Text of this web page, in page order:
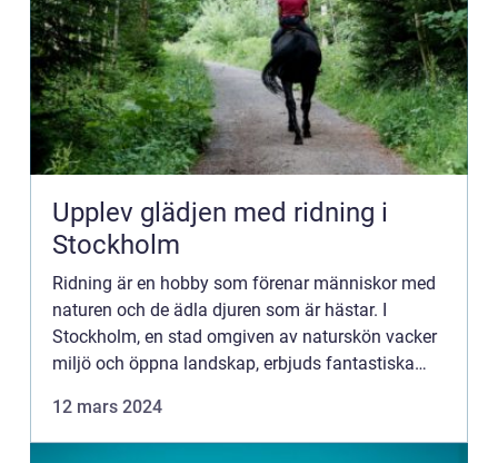
Upplev glädjen med ridning i
Stockholm
Ridning är en hobby som förenar människor med
naturen och de ädla djuren som är hästar. I
Stockholm, en stad omgiven av naturskön vacker
miljö och öppna landskap, erbjuds fantastiska
12 mars 2024